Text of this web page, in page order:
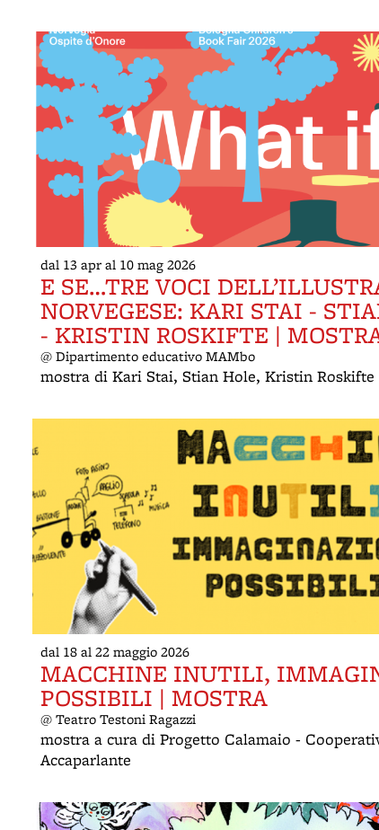
dal 13 apr al 10 mag 2026
E SE…TRE VOCI
NORVEGESE: KARI STAI -
- KRISTIN ROSKIFTE |
@ Dipartimento educativo MAMbo
mostra di Kari Stai, Stian Hole, Kristin Roskifte
dal 18 al 22 maggio 2026
MACCHINE INUTILI,
POSSIBILI | MOSTRA
@ Teatro Testoni Ragazzi
mostra a cura di Progetto Calamaio -
Accaparlante